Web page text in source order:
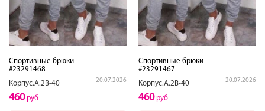
Спортивные брюки
#23291468
Корпус.А.2В-40
20.07.2026
460руб
Спортивные брюки
#23291467
Корпус.А.2В-40
20.07.2026
460руб